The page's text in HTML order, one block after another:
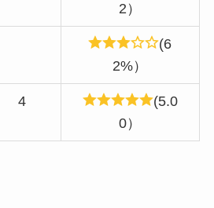
2）
(6
2%）
4
(5.0
0）